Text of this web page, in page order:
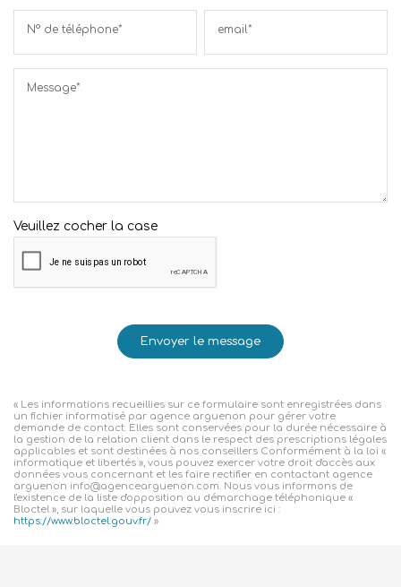
N° de téléphone* email*
Message*
Veuillez cocher la case
Envoyer le message
« Les informations recueillies sur ce formulaire sont enregistrées dans
un fichier informatisé par agence arguenon pour gérer votre
demande de contact. Elles sont conservées pour la durée nécessaire à
la gestion de la relation client dans le respect des prescriptions légales
applicables et sont destinées à nos conseillers Conformément à la loi «
informatique et libertés », vous pouvez exercer votre droit d'accès aux
données vous concernant et les faire rectifier en contactant agence
arguenon info@agencearguenon.com. Nous vous informons de
l'existence de la liste d'opposition au démarchage téléphonique «
Bloctel », sur laquelle vous pouvez vous inscrire ici :
https://www.bloctel.gouv.fr/ »